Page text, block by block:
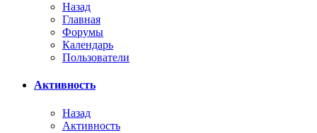
Назад
Главная
Форумы
Календарь
Пользователи
Активность
Назад
Активность